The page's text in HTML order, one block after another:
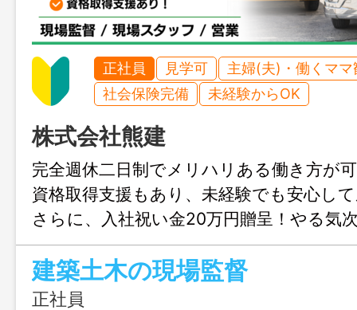
正社員 見学可
主婦(夫)・働くママ
社会保険完備
未経験からOK
株式会社熊建
完全週休二日制でメリハリある働き方が
資格取得支援もあり、未経験でも安心し
さらに、入社祝い金20万円贈呈！やる気
せ、プライベートとの両立も叶います◎
建築土木の現場監督
正社員